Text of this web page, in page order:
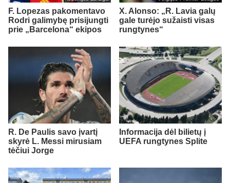
F. Lopezas pakomentavo
Rodri galimybę prisijungti
prie „Barcelona“ ekipos
X. Alonso: „R. Lavia galų
gale turėjo sužaisti visas
rungtynes“
R. De Paulis savo įvartį
skyrė L. Messi mirusiam
tėčiui Jorge
Informacija dėl bilietų į
UEFA rungtynes Splite